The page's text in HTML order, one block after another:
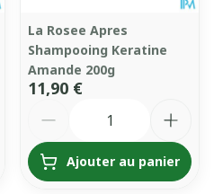
La Rosee Apres
Shampooing Keratine
Amande 200g
11,90 €
Ajouter au panier